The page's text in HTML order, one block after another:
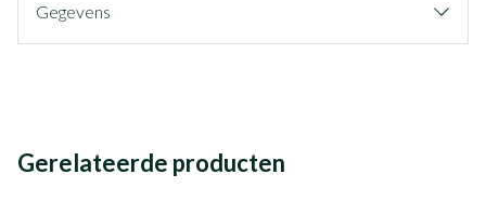
Gegevens
Gerelateerde producten